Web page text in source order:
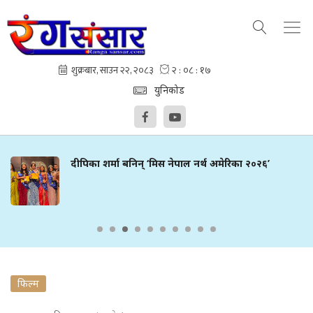
युनिकोड
दीपिका शर्मा बनिन् ‘मिस नेपाल नर्थ अमेरिका २०२६’
फिल्म